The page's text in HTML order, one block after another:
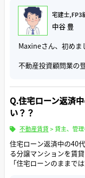
ありますが、確証バ
す。確証バイアスに
ける情報だけに耳を
傾向がみられます。
等）を見つけると、
宅建士,FP3
中谷 豊
Maxineさん、初め
不動産投資顧問業の
不動産投資顧問業は
ており、登録するか
ですので登録してい
相談をしてはいけな
いわけではありませ
では逆に、不動産投
Q.住宅ローン返済
い？？
不動産賃貸>貸主、管
住宅ローン返済中の40
る分譲マンションを賃
「住宅ローンのままで